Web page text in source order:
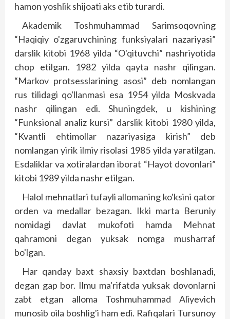
hamon yoshlik shijoati aks etib turardi.
Akademik Toshmuhammad Sarimsoqovning
“Haqiqiy o'zgaruvchining funksiyalari nazariyasi”
darslik kitobi 1968 yilda “O'qituvchi” nashriyotida
chop etilgan. 1982 yilda qayta nashr qilingan.
“Markov protsesslarining asosi” deb nomlangan
rus tilidagi qo'llanmasi esa 1954 yilda Moskvada
nashr qilingan edi. Shuningdek, u kishining
“Funksional analiz kursi” darslik kitobi 1980 yilda,
“Kvantli ehtimollar nazariyasiga kirish” deb
nomlangan yirik ilmiy risolasi 1985 yilda yaratilgan.
Esdaliklar va xotiralardan iborat “Hayot dovonlari”
kitobi 1989 yilda nashr etilgan.
Halol mehnatlari tufayli allomaning ko'ksini qator
orden va medallar bezagan. Ikki marta Beruniy
nomidagi davlat mukofoti hamda Mehnat
qahramoni degan yuksak nomga musharraf
bo'lgan.
Har qanday baxt shaxsiy baxtdan boshlanadi,
degan gap bor. Ilmu ma'rifatda yuksak dovonlarni
zabt etgan alloma Toshmuhammad Aliyevich
munosib oila boshlig'i ham edi. Rafiqalari Tursunoy